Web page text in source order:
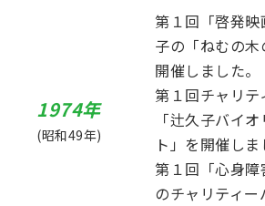
1974年
(昭和49年)
第１回「啓発映
子の「ねむの
開催しました。
第１回チャリテ
「辻久子バイ
ト」を開催しま
第１回「心身
のチャリティ